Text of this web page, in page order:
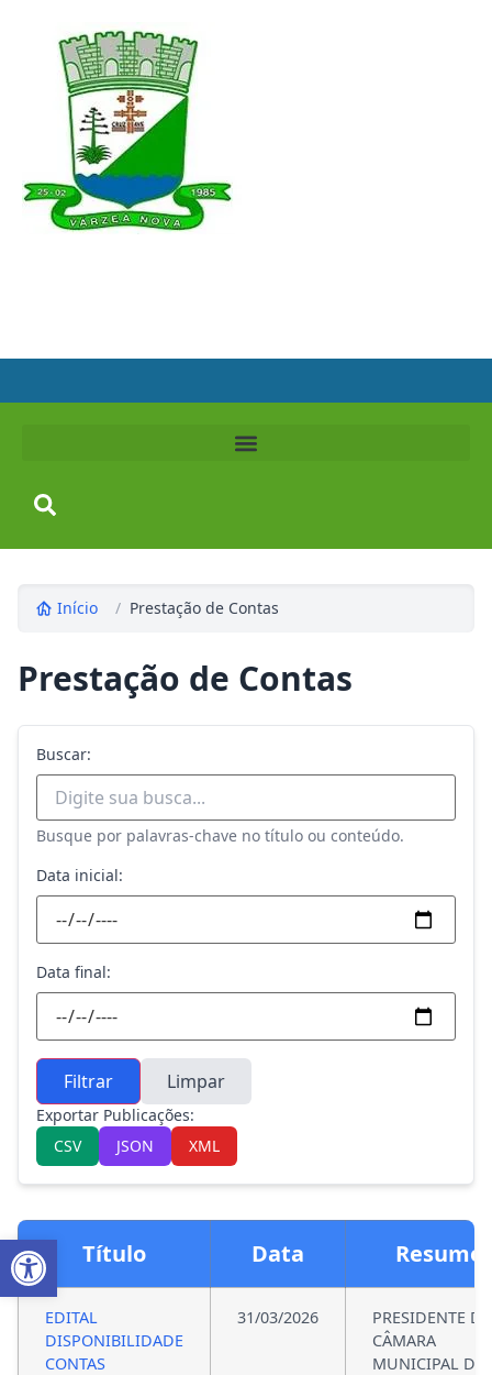
Início / Prestação de Contas
Prestação de Contas
Buscar:
Busque por palavras-chave no título ou conteúdo.
Data inicial:
Data final:
Filtrar Limpar
Exportar Publicações:
CSV
JSON XML
Título Data Resumo
EDITAL
DISPONIBILIDADE
CONTAS
31/03/2026
PRESIDENTE DA
CÂMARA
MUNICIPAL DE
Abrir a barra de ferramentas